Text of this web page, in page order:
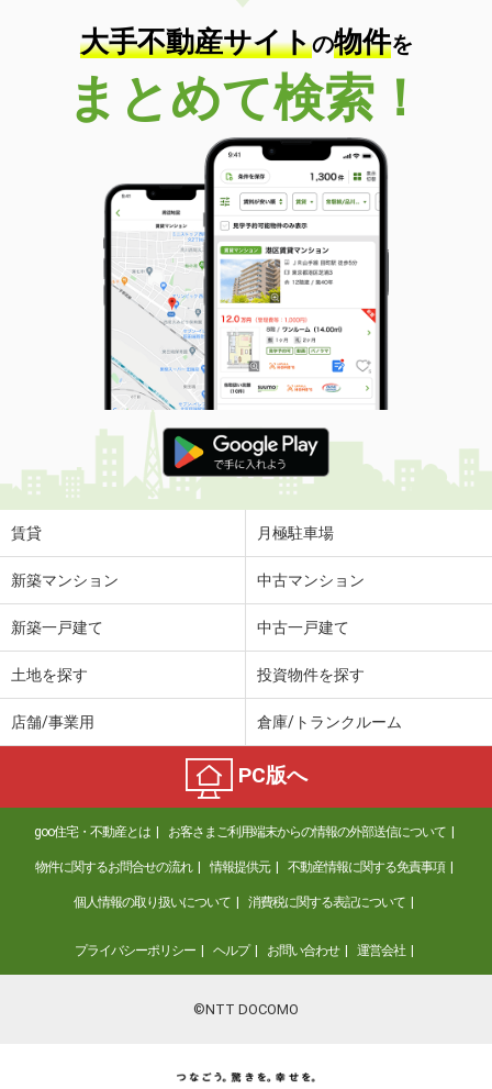
大手不動産サイトの物件を
まとめて検索！
賃貸 月極駐車場
新築マンション 中古マンション
新築一戸建て 中古一戸建て
土地を探す 投資物件を探す
店舗/事業用 倉庫/トランクルーム
PC版へ
goo住宅・不動産とは お客さまご利用端末からの情報の外部送信について
物件に関するお問合せの流れ 情報提供元 不動産情報に関する免責事項
個人情報の取り扱いについて 消費税に関する表記について
プライバシーポリシー ヘルプ お問い合わせ 運営会社
©NTT DOCOMO